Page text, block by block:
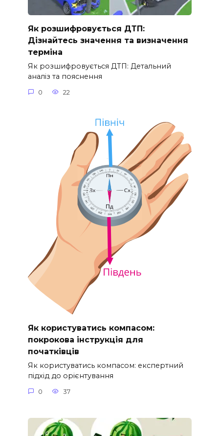
Як розшифровується ДТП:
Дізнайтесь значення та визначення
терміна
Як розшифровується ДТП: Детальний
аналіз та пояснення
0 22
Як користуватись компасом:
покрокова інструкція для
початківців
Як користуватись компасом: експертний
підхід до орієнтування
0 37